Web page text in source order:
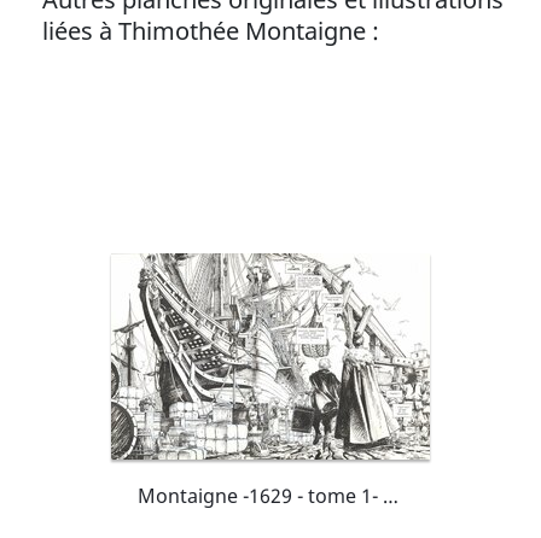
liées à Thimothée Montaigne :
Montaigne -1629 - tome 1- double planche 14/15